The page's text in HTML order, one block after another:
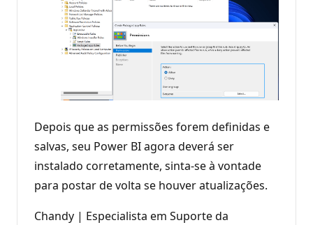
Depois que as permissões forem definidas e
salvas, seu Power BI agora deverá ser
instalado corretamente, sinta-se à vontade
para postar de volta se houver atualizações.
Chandy | Especialista em Suporte da